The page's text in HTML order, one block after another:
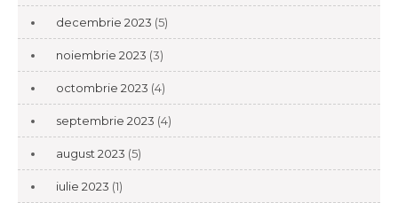
decembrie 2023 (5)
noiembrie 2023 (3)
octombrie 2023 (4)
septembrie 2023 (4)
august 2023 (5)
iulie 2023 (1)